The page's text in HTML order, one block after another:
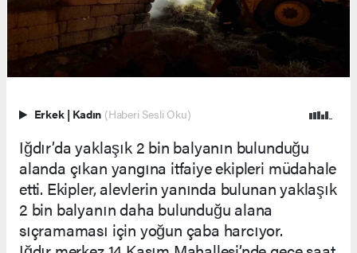
Erkek | Kadın (Haberi Sesli Oku)
Iğdır’da yaklaşık 2 bin balyanın bulunduğu
alanda çıkan yangına itfaiye ekipleri müdahale
etti. Ekipler, alevlerin yanında bulunan yaklaşık
2 bin balyanın daha bulunduğu alana
sıçramaması için yoğun çaba harcıyor.